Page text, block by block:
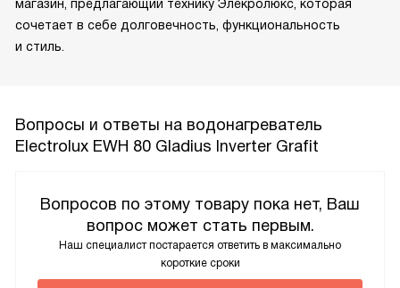
магазин, предлагающий технику Элекролюкс, которая
сочетает в себе долговечность, функциональность
и стиль.
Вопросы и ответы на водонагреватель
Electrolux EWH 80 Gladius Inverter Grafit
Вопросов по этому товару пока нет, Ваш
вопрос может стать первым.
Наш специалист постарается ответить в максимально
короткие сроки